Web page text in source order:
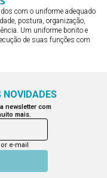
com o uniforme adequado
postura, organização,
Um uniforme bonito e
de suas funções com
NOVIDADES
newsletter com
mais.
e-mail